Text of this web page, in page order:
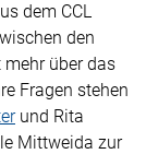
dem CCL
den
über das
Fragen stehen
und Rita
Mittweida zur